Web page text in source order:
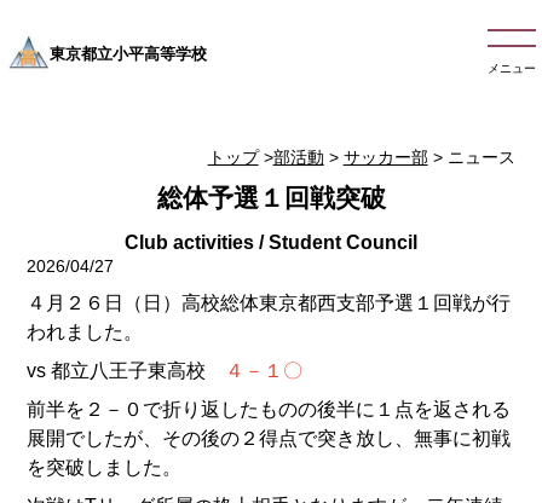
東京都立小平高等学校
メニュー
トップ>部活動 > サッカー部> ニュース
総体予選１回戦突破
2026/04/27
４月２６日（日）高校総体東京都西支部予選１回戦が行
われました。
vs 都立八王子東高校
４－１〇
前半を２－０で折り返したものの後半に１点を返される
展開でしたが、その後の２得点で突き放し、無事に初戦
を突破しました。